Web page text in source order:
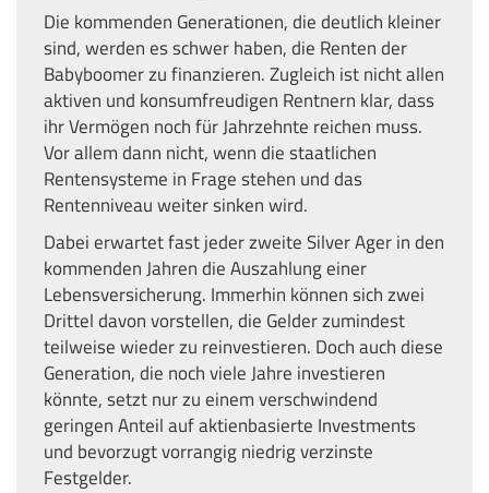
Die kommenden Generationen, die deutlich kleiner
sind, werden es schwer haben, die Renten der
Babyboomer zu finanzieren. Zugleich ist nicht allen
aktiven und konsumfreudigen Rentnern klar, dass
ihr Vermögen noch für Jahrzehnte reichen muss.
Vor allem dann nicht, wenn die staatlichen
Rentensysteme in Frage stehen und das
Rentenniveau weiter sinken wird.
Dabei erwartet fast jeder zweite Silver Ager in den
kommenden Jahren die Auszahlung einer
Lebensversicherung. Immerhin können sich zwei
Drittel davon vorstellen, die Gelder zumindest
teilweise wieder zu reinvestieren. Doch auch diese
Generation, die noch viele Jahre investieren
könnte, setzt nur zu einem verschwindend
geringen Anteil auf aktienbasierte Investments
und bevorzugt vorrangig niedrig verzinste
Festgelder.